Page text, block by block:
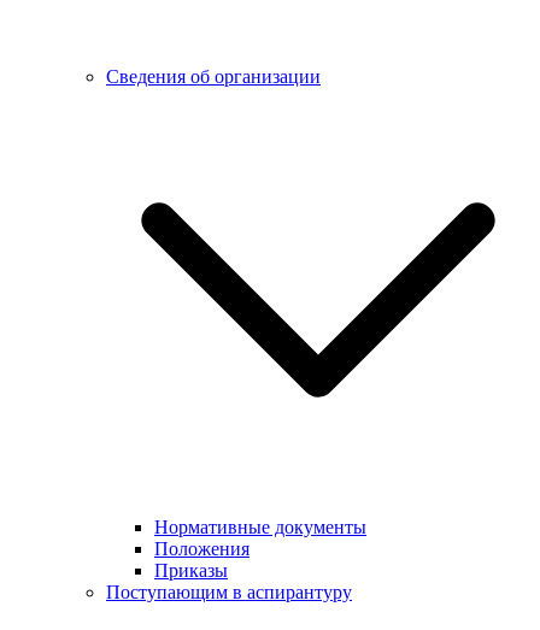
Сведения об организации
Нормативные документы
Положения
Приказы
Поступающим в аспирантуру